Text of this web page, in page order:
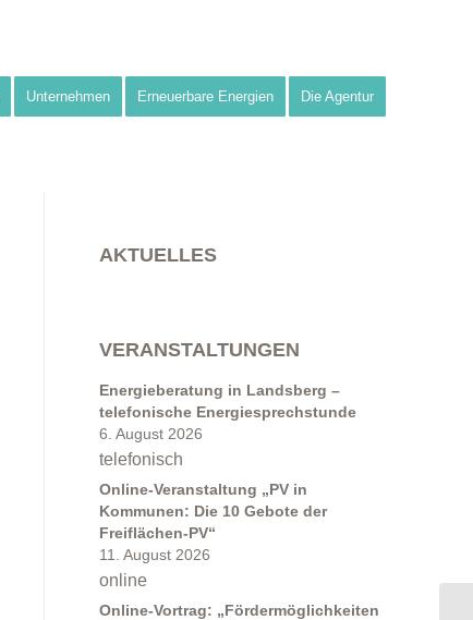
Unternehmen Erneuerbare Energien Die Agentur
AKTUELLES
VERANSTALTUNGEN
Energieberatung in Landsberg –
telefonische Energiesprechstunde
6. August 2026
telefonisch
Online-Veranstaltung „PV in
Kommunen: Die 10 Gebote der
Freiflächen-PV“
11. August 2026
online
Online-Vortrag: „Fördermöglichkeiten